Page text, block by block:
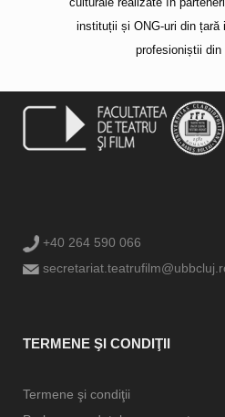
instituții și ONG-uri din
profesioniștii din
+40 264 590 066
TERMENE ŞI CONDIŢII
Termene şi condiţii